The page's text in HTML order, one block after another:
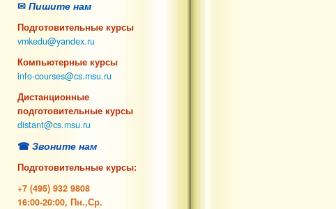
✉ Пишите нам
Подготовительные курсы
vmkedu@yandex.ru
Компьютерные курсы
info-courses@cs.msu.ru
Дистанционные
подготовительные курсы
distant@cs.msu.ru
☎ Звоните нам
Подготовительные курсы:
+7 (495) 932 9808
16:00-20:00, Пн.,Ср.